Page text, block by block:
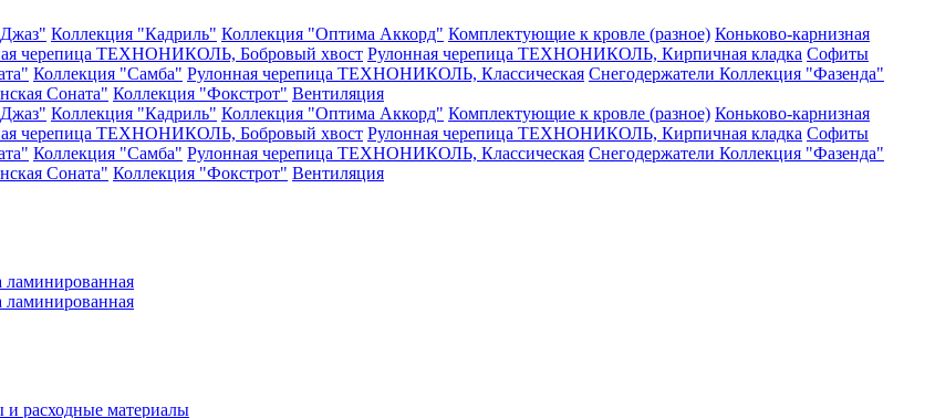
Коллекция "Кадриль" Коллекция "Оптима Аккорд" Комплектующие к кровле (разное) Коньково-карнизная
черепица ТЕХНОНИКОЛЬ, Бобровый хвост Рулонная черепица ТЕХНОНИКОЛЬ, Кирпичная кладка Софиты
Коллекция "Самба" Рулонная черепица ТЕХНОНИКОЛЬ, Классическая Снегодержатели Коллекция "Фазенда"
Соната" Коллекция "Фокстрот" Вентиляция
Коллекция "Кадриль" Коллекция "Оптима Аккорд" Комплектующие к кровле (разное) Коньково-карнизная
черепица ТЕХНОНИКОЛЬ, Бобровый хвост Рулонная черепица ТЕХНОНИКОЛЬ, Кирпичная кладка Софиты
Коллекция "Самба" Рулонная черепица ТЕХНОНИКОЛЬ, Классическая Снегодержатели Коллекция "Фазенда"
Соната" Коллекция "Фокстрот" Вентиляция
ламинированная
ламинированная
и расходные материалы